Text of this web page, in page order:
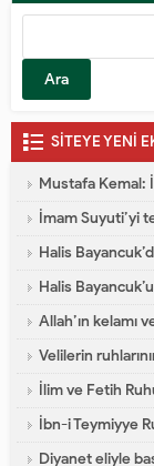
SİTEYE YENİ
Mustafa Kemal:
İmam Suyuti’yi
Halis
Halis
Allah’ın kelamı
Velilerin
İlim ve Fetih
İbn-i Teymiyye
Diyanet eliyle